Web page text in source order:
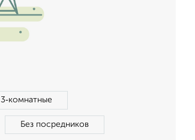
3‑комнатные
Без посредников